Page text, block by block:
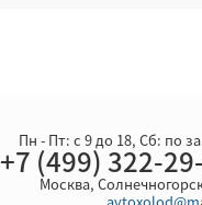
Пн - Пт: с 9 до 18, Cб: по
+7 (499) 322-
Москва,